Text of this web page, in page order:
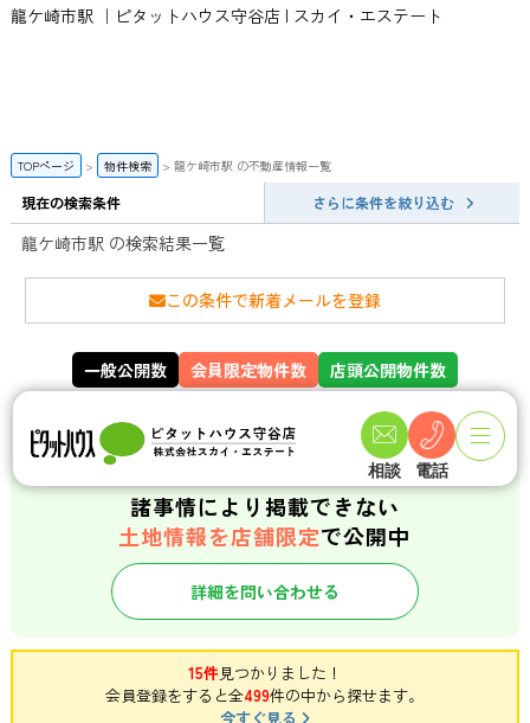
龍ケ崎市駅 ｜ピタットハウス守谷店 | スカイ・エステート
相談 電話
TOPページ 物件検索 龍ケ崎市駅 の不動産情報一覧
現在の検索条件 さらに条件を絞り込む
龍ケ崎市駅 の検索結果一覧
この条件で新着メールを登録
一般公開数
141 件
会員限定物件数
358件
店頭公開物件数
諸事情により掲載できない
土地情報を店舗限定で公開中
詳細を問い合わせる
15件見つかりました！
会員登録をすると全499件の中から探せます。
今すぐ見る